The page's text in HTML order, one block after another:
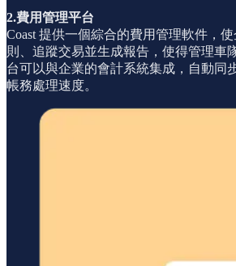
2.費用管理平台
Coast 提供一個綜合的費用管理軟件，
則、追蹤交易並生成報告，使得管理車
台可以與企業的會計系統集成，自動同
帳務處理速度。